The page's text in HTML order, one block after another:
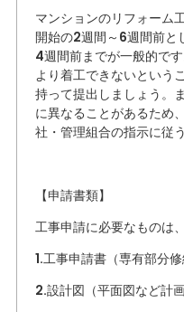
マンションのリフォーム
開始の2週間～6週間前と
4週間前までが一般的で
より着工できないという
持って提出しましょう。
に異なることがあるため
社・管理組合の指示に従
【申請書類】
工事申請に必要なものは
1.工事申請書（専有部分
2.設計図（平面図など計